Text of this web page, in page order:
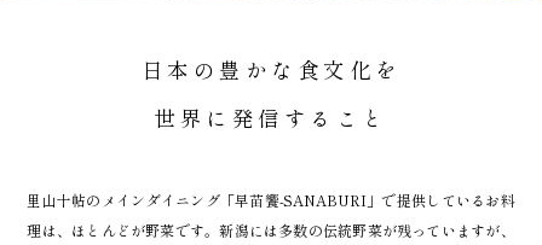
日本の豊かな食文化を
世界に発信すること
里山十帖のメインダイニング「早苗饗-SANABURI」で提供しているお料
理は、ほとんどが野菜です。新潟には多数の伝統野菜が残っていますが、